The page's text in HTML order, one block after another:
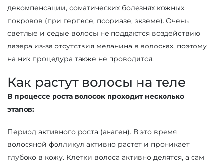
декомпенсации, соматических болезнях кожных
покровов (при герпесе, псориазе, экземе). Очень
светлые и седые волосы не поддаются воздействию
лазера из-за отсутствия меланина в волосках, поэтому
на них процедура также не проводится.
Как растут волосы на теле
В процессе роста волосок проходит несколько
этапов:
Период активного роста (анаген). В это время
волосяной фолликул активно растет и проникает
глубоко в кожу. Клетки волоса активно делятся, а сам